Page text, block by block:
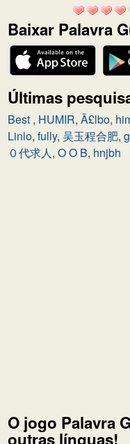
Baixar Palavra
Últimas
Best , HUMIR, Ã£lbo,
Linlo, fully, 吴玉程合肥,
０代求人, O O B, hnjbh
O jogo Palavra
outras línguas!